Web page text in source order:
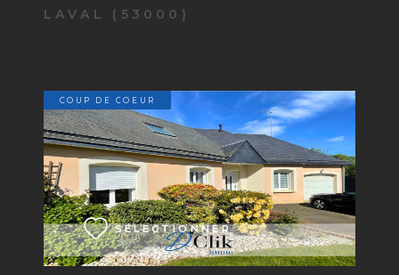
LAVAL (53000)
COUP DE COEUR
SÉLECTIONNER
VOIR LE BIEN